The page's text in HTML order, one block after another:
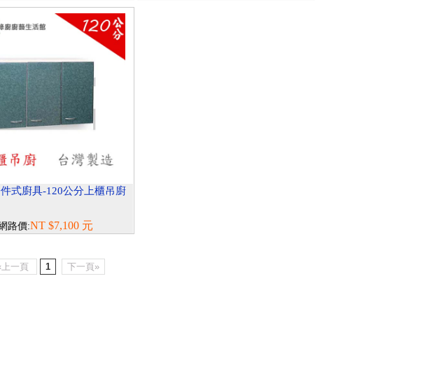
式廚具-120公分上櫃吊廚
路價:NT $7,100 元
上一頁 1 下一頁»